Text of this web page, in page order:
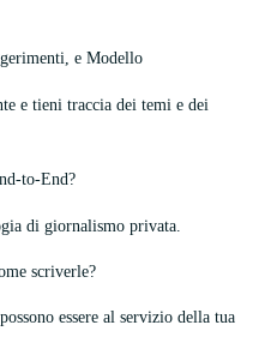
e Modello
e tieni traccia dei temi e dei
to-End?
di giornalismo privata.
scriverle?
essere al servizio della tua